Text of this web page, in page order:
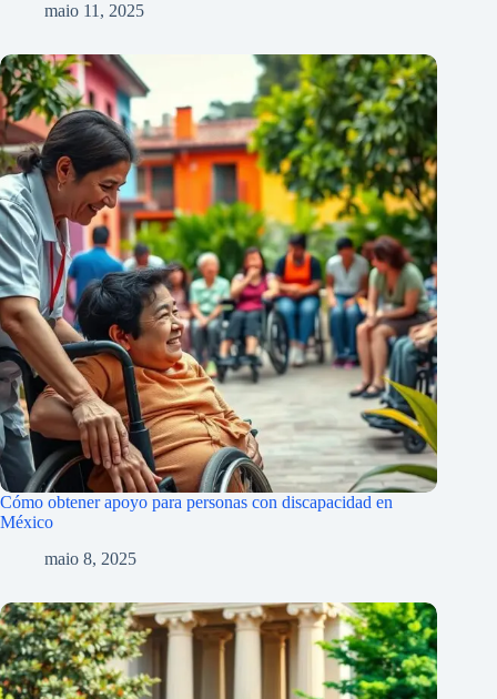
maio 11, 2025
Cómo obtener apoyo para personas con discapacidad en
México
maio 8, 2025